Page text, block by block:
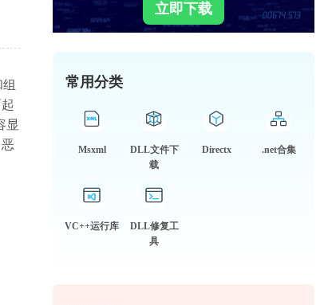
显
立即下载
常用分类
Msxml
DLL文件下
载
Directx .net合集
VC++运行库
DLL修复工
具